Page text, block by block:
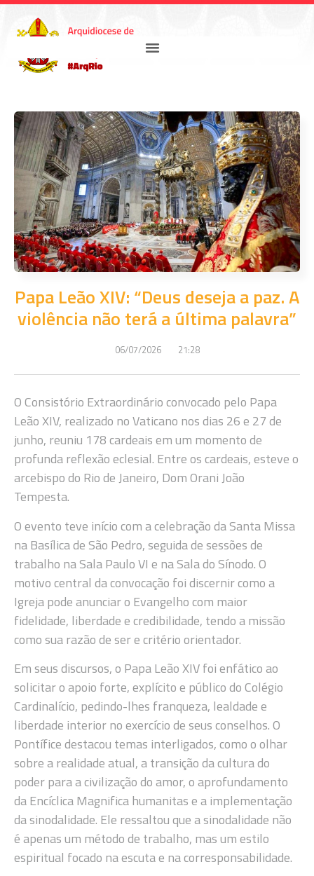
Papa Leão XIV: “Deus deseja a paz. A
violência não terá a última palavra”
06/07/2026 21:28
O Consistório Extraordinário convocado pelo Papa
Leão XIV, realizado no Vaticano nos dias 26 e 27 de
junho, reuniu 178 cardeais em um momento de
profunda reflexão eclesial. Entre os cardeais, esteve o
arcebispo do Rio de Janeiro, Dom Orani João
Tempesta.
O evento teve início com a celebração da Santa Missa
na Basílica de São Pedro, seguida de sessões de
trabalho na Sala Paulo VI e na Sala do Sínodo. O
motivo central da convocação foi discernir como a
Igreja pode anunciar o Evangelho com maior
fidelidade, liberdade e credibilidade, tendo a missão
como sua razão de ser e critério orientador.
Em seus discursos, o Papa Leão XIV foi enfático ao
solicitar o apoio forte, explícito e público do Colégio
Cardinalício, pedindo-lhes franqueza, lealdade e
liberdade interior no exercício de seus conselhos. O
Pontífice destacou temas interligados, como o olhar
sobre a realidade atual, a transição da cultura do
poder para a civilização do amor, o aprofundamento
da Encíclica Magnifica humanitas e a implementação
da sinodalidade. Ele ressaltou que a sinodalidade não
é apenas um método de trabalho, mas um estilo
espiritual focado na escuta e na corresponsabilidade.